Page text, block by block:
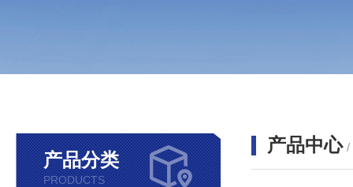
产品分类
PRODUCTS
产品中心 /